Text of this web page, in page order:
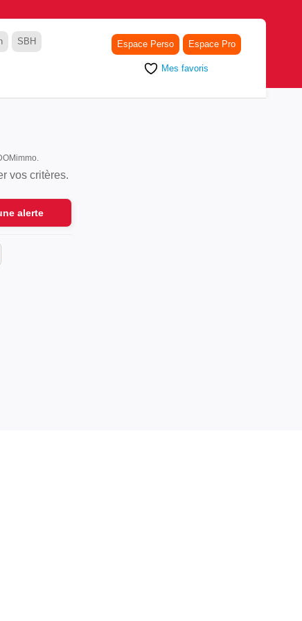
SBH Espace Perso Espace Pro
Mes favoris
vos critères.
alerte